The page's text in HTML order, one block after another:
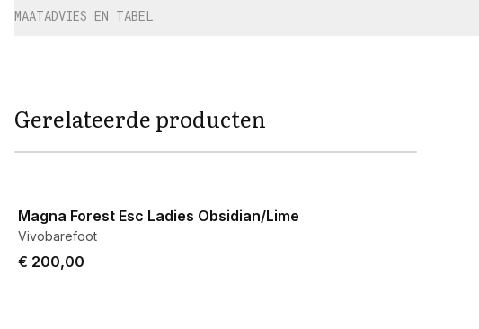
MAATADVIES EN TABEL
Gerelateerde producten
Magna Forest Esc Ladies Obsidian/Lime
Vivobarefoot
€ 200,00